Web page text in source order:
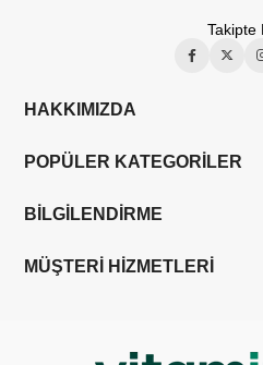
Takipte
HAKKIMIZDA
POPÜLER KATEGORİLER
BİLGİLENDİRME
MÜŞTERİ HİZMETLERİ